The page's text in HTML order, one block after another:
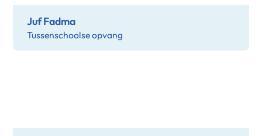
Juf Fadma
Tussenschoolse opvang